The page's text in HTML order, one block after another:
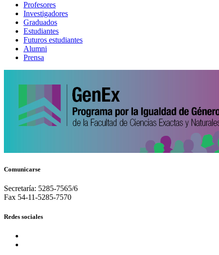
Profesores
Investigadores
Graduados
Estudiantes
Futuros estudiantes
Alumni
Prensa
Comunicarse
Secretaría: 5285-7565/6
Fax 54-11-5285-7570
Redes sociales